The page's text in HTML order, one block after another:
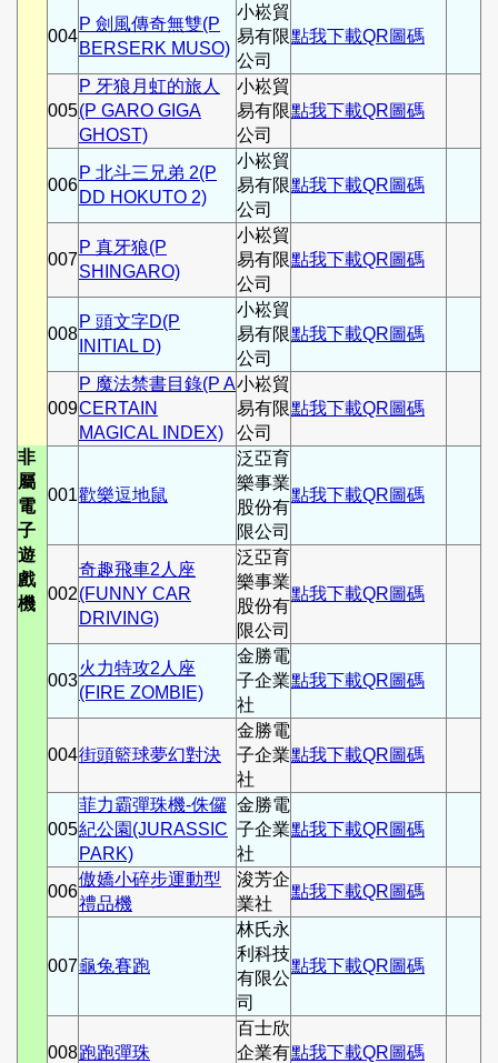
004
P 劍風傳奇無雙(P
BERSERK MUSO)
小崧貿
易有限
公司
點我下載QR圖碼
005
P 牙狼月虹的旅人
(P GARO GIGA
GHOST)
小崧貿
易有限
公司
點我下載QR圖碼
006
P 北斗三兄弟 2(P
DD HOKUTO 2)
小崧貿
易有限
公司
點我下載QR圖碼
007
P 真牙狼(P
SHINGARO)
小崧貿
易有限
公司
點我下載QR圖碼
008
P 頭文字D(P
INITIAL D)
小崧貿
易有限
公司
點我下載QR圖碼
009
P 魔法禁書目錄(P A
CERTAIN
MAGICAL INDEX)
小崧貿
易有限
公司
點我下載QR圖碼
非
屬
電
子
遊
戲
機
001歡樂逗地鼠
泛亞育
樂事業
股份有
限公司
點我下載QR圖碼
002
奇趣飛車2人座
(FUNNY CAR
DRIVING)
泛亞育
樂事業
股份有
限公司
點我下載QR圖碼
003
火力特攻2人座
(FIRE ZOMBIE)
金勝電
子企業
社
點我下載QR圖碼
004街頭籃球夢幻對決
金勝電
子企業
社
點我下載QR圖碼
005
菲力霸彈珠機-侏儸
紀公園(JURASSIC
PARK)
金勝電
子企業
社
點我下載QR圖碼
006
傲嬌小碎步運動型
禮品機
浚芳企
業社
點我下載QR圖碼
007龜兔賽跑
林氏永
利科技
有限公
司
點我下載QR圖碼
008跑跑彈珠
百士欣
企業有點我下載QR圖碼